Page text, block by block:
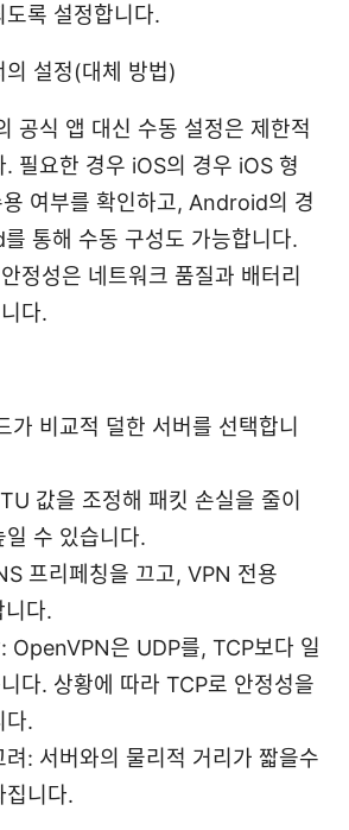
록 설정합니다.
설정(대체 방법)
공식 앱 대신 수동 설정은 제한적
. 필요한 경우 iOS의 경우 iOS 형
여부를 확인하고, Android의 경
통해 수동 구성도 가능합니다.
정성은 네트워크 품질과 배터리
다.
가 비교적 덜한 서버를 선택합니
값을 조정해 패킷 손실을 줄이
수 있습니다.
프리페칭을 끄고, VPN 전용
다.
OpenVPN은 UDP를, TCP보다 일
다. 상황에 따라 TCP로 안정성을
다.
: 서버와의 물리적 거리가 짧을수
집니다.